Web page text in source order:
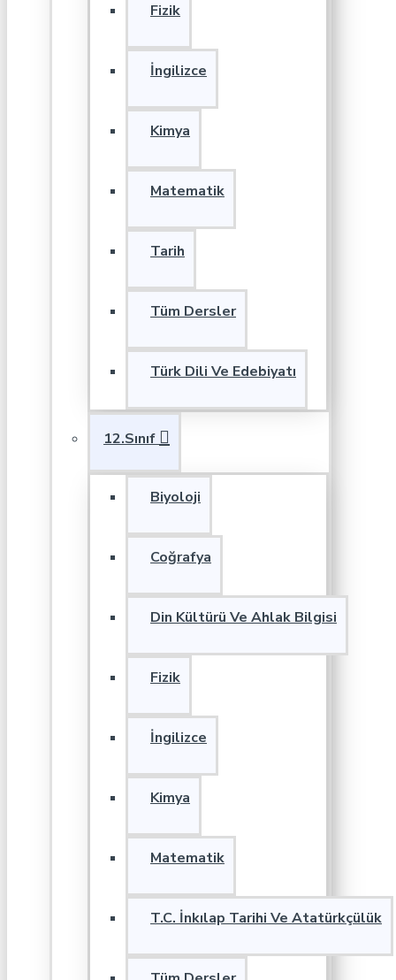
Fizik
İngilizce
Kimya
Matematik
Tarih
Tüm Dersler
Türk Dili Ve Edebiyatı
12.Sınıf
Biyoloji
Coğrafya
Din Kültürü Ve Ahlak Bilgisi
Fizik
İngilizce
Kimya
Matematik
T.C. İnkılap Tarihi Ve Atatürkçülük